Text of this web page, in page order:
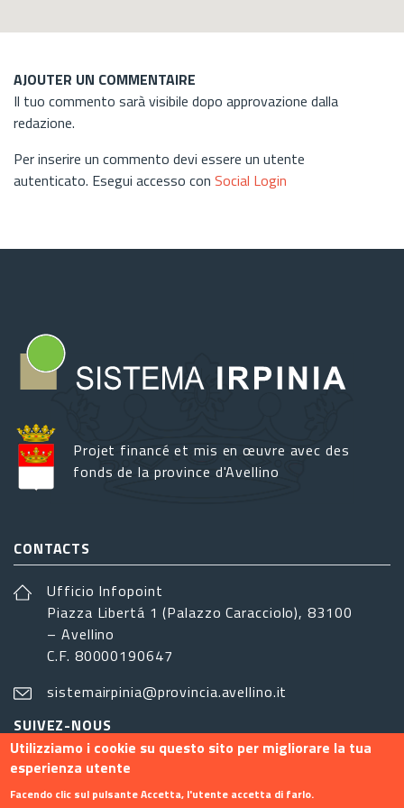
AJOUTER UN COMMENTAIRE
Il tuo commento sarà visibile dopo approvazione dalla
redazione.
Per inserire un commento devi essere un utente
autenticato. Esegui accesso con Social Login
Projet financé et mis en œuvre avec des
fonds de la province d'Avellino
CONTACTS
Ufficio Infopoint
Piazza Libertá 1 (Palazzo Caracciolo), 83100
– Avellino
C.F. 80000190647
sistemairpinia@provincia.avellino.it
SUIVEZ-NOUS
Utilizziamo i cookie su questo sito per migliorare la tua
esperienza utente
Facendo clic sul pulsante Accetta, l'utente accetta di farlo.